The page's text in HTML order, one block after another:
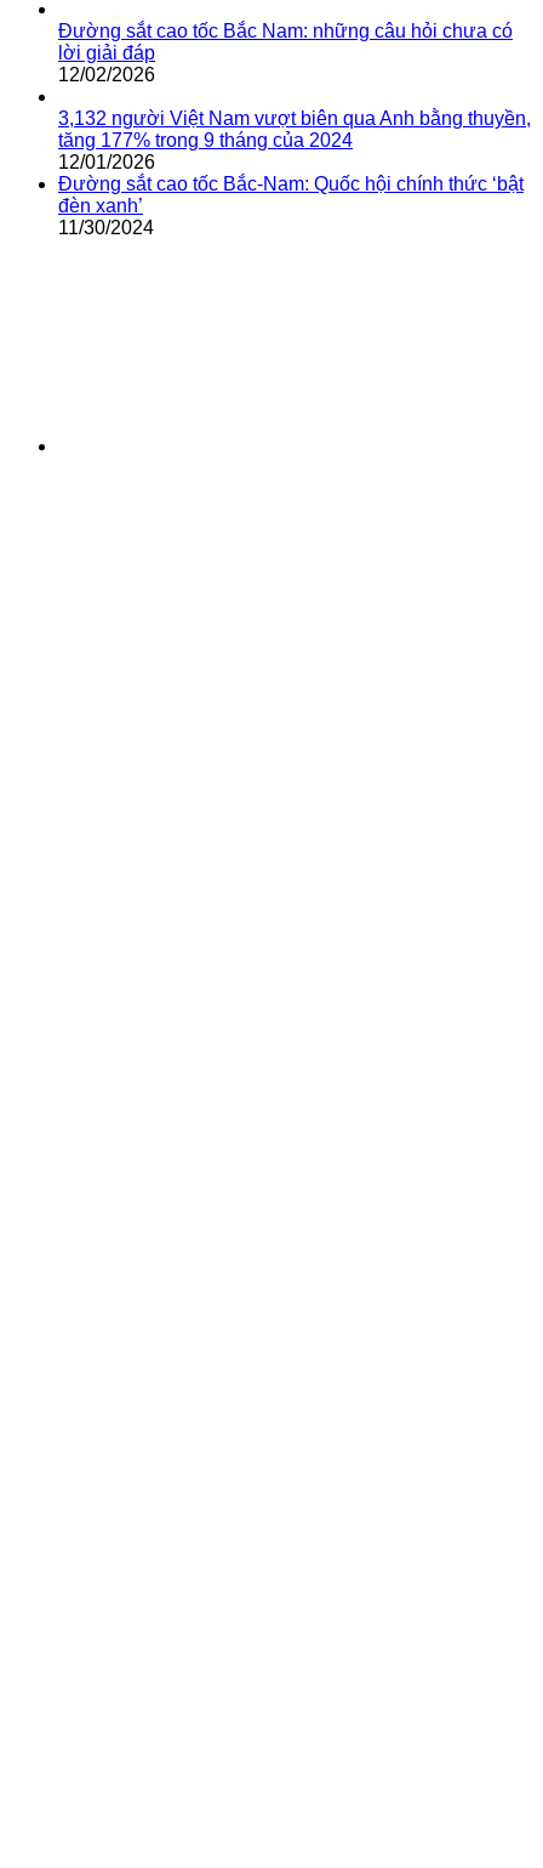
Đường sắt cao tốc Bắc Nam: những câu hỏi chưa có
lời giải đáp
12/02/2026
3,132 người Việt Nam vượt biên qua Anh bằng thuyền,
tăng 177% trong 9 tháng của 2024
12/01/2026
Đường sắt cao tốc Bắc-Nam: Quốc hội chính thức ‘bật
đèn xanh’
11/30/2024